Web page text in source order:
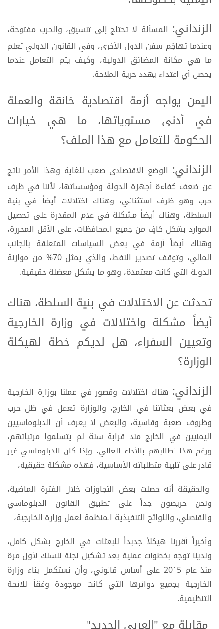
الزنداني: المسألة لا تحتاج إلى تنسيق، والحرب مفتوحة،
وعندما تهاجَم سفن الدول الأخرى، وفي القانون الدولي تعلم
ما هي مكانة المضائق الدولية، وكيف يتم التعامل عندما
يحصل أي اعتداء يهدد حرية الملاحة.
اليمن يواجه أزمة اقتصادية خانقة والعملة
في أدنى مستوياتها، ما هي خيارات
الحكومة للتعامل مع هذا الملف؟
الزنداني: الوضع الاقتصادي صعب للغاية وهذا الأمر ناتج
عن ضعف كفاءة أجهزة الدولة ومؤسساتها، لأننا في ظرف
حرب وهو ظرف استثنائي، وهناك اختلالات أيضاً في بنية
السلطة، وهناك أيضاً مشكلة في عدم المقدرة على تحصيل
الموارد بشكل كافٍ من جميع المحافظات، على الأقل المحررة،
وهناك أيضاً أزمة في بعض السياسات المتعلقة بالجانب
المالي، وتوقف تصدير النفط، والذي يمثل 70% من موازنة
الدولة التي كانت معتمدة، وهو ما يشكل معضلة حقيقية.
تحدثت عن الاختلالات في بنية السلطة، هناك
أيضاً مشكلة واختلالات في وزارة الخارجية
وتعيين السفراء، هل لديكم خطة لهيكلة
الوزارة؟
الزنداني: هناك اختلالات وقصور في عملنا بوزارة الخارجية
في بعض بعثاتنا في الخارج، والوزارة تعمل في ظل حرب
وظروف صعبة وقاسية، والبعض لا يعرف أن الدبلوماسيين
اليمنيين في الخارج منذ قرابة سنة لم يتسلموا مرتباتهم،
ورغم هذا نطالبهم بالأداء العالي، وإذا كان الدبلوماسي غير
قادر على تلبية متطلباته الأساسية، فهذه مشكلة حقيقية،
والحقيقة أنه حصلت بعض التجاوزات خلال الفترة الماضية،
ونحن حريصون جداً على تطبيق القانون الدبلوماسي
والقنصلي، واللوائح التنفيذية المنظمة لعمل وزارة الخارجية،
وأخيراً أقررنا هيكلاً جديداً للبعثات في الخارج بشكل كامل،
ولدينا توجه بخطوات عملية بعد تشكيل لجنة للسلك لأول مرة
منذ عام 2015 على أساس قانوني، وأن نستكمل بناء وزارة
الخارجية بجميع دوائرها التي كانت موجودة وفقاً للائحة
التنظيمية.